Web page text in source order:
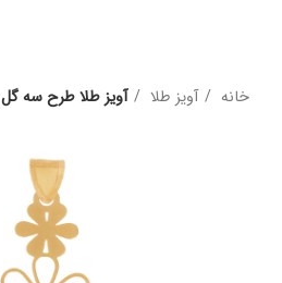
خانه آویز طلا آویز طلا طرح سه گل